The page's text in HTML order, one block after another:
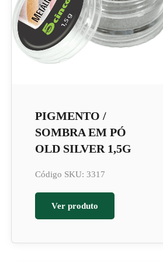
PIGMENTO /
SOMBRA EM PÓ
OLD SILVER 1,5G
Código SKU: 3317
Ver produto